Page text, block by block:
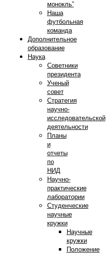
монокль”
Наша
футбольная
команда
Дополнительное
образование
Наука
Советники
президента
Ученый
совет
Стратегия
научно-
исследовательской
деятельности
Планы
и
отчеты
по
НИД
Научно-
практические
лаборатории
Студенческие
научные
кружки
Научные
кружки
Положение